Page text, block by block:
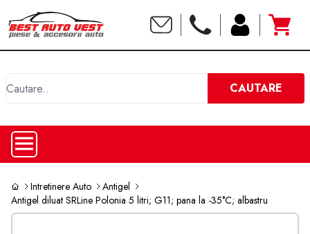
CAUTARE
Intretinere Auto
Antigel
Antigel diluat SRLine Polonia 5 litri; G11; pana la -35°C; albastru